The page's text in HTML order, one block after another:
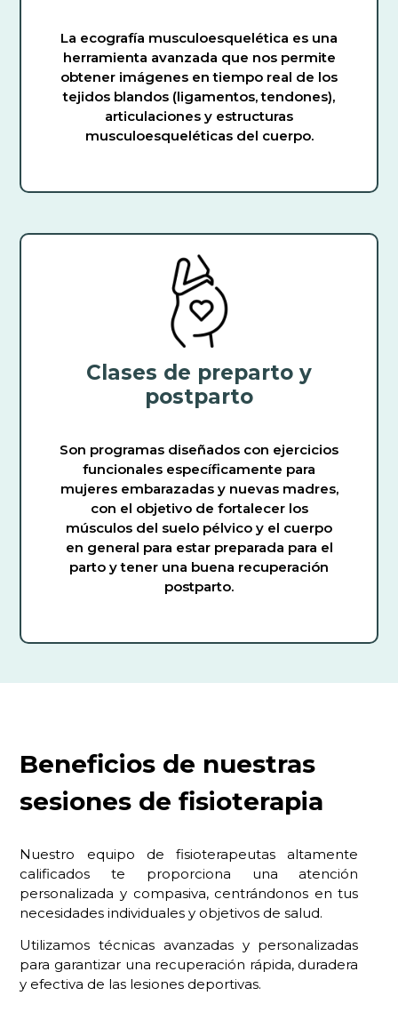
La ecografía musculoesquelética es una
herramienta avanzada que nos permite
obtener imágenes en tiempo real de los
tejidos blandos (ligamentos, tendones),
articulaciones y estructuras
musculoesqueléticas del cuerpo.
Clases de preparto y
postparto
Son programas diseñados con ejercicios
funcionales específicamente para
mujeres embarazadas y nuevas madres,
con el objetivo de fortalecer los
músculos del suelo pélvico y el cuerpo
en general para estar preparada para el
parto y tener una buena recuperación
postparto.
Beneficios de nuestras
sesiones de fisioterapia
Nuestro equipo de fisioterapeutas altamente
calificados te proporciona una atención
personalizada y compasiva, centrándonos en tus
necesidades individuales y objetivos de salud.
Utilizamos técnicas avanzadas y personalizadas
para garantizar una recuperación rápida, duradera
y efectiva de las lesiones deportivas.